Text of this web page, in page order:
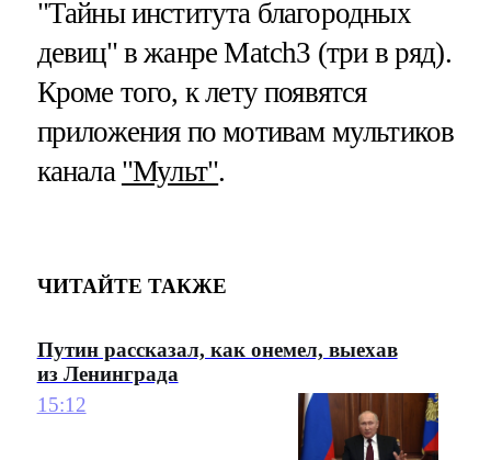
"Тайны института благородных
девиц" в жанре Match3 (три в ряд).
Кроме того, к лету появятся
приложения по мотивам мультиков
канала "Мульт".
ЧИТАЙТЕ ТАКЖЕ
Путин рассказал, как онемел, выехав
из Ленинграда
15:12